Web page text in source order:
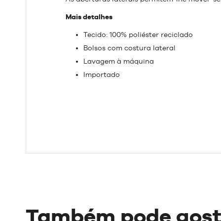
Mais detalhes
Tecido: 100% poliéster reciclado
Bolsos com costura lateral
Lavagem à máquina
Importado